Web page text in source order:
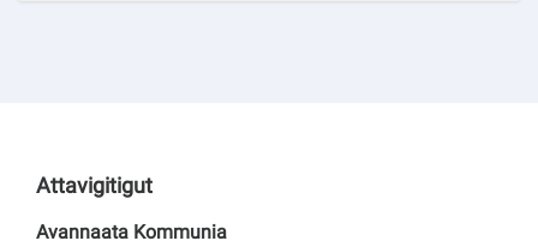
Attavigitigut
Avannaata Kommunia